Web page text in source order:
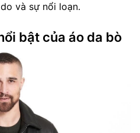
và sự nổi loạn.
bật của áo da bò